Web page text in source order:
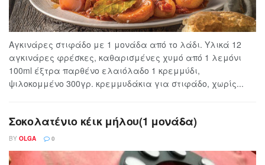
Αγκινάρες στιφάδο με 1 μονάδα από το λάδι. Υλικά 12
αγκινάρες φρέσκες, καθαρισμένες χυμό από 1 λεμόνι
100ml έξτρα παρθένο ελαιόλαδο 1 κρεμμύδι,
ψιλοκομμένο 300γρ. κρεμμυδάκια για στιφάδο, χωρίς...
Σοκολατένιο κέικ μήλου(1 μονάδα)
BY OLGA 0